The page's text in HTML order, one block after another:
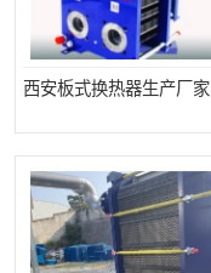
西安板式换热器生产厂家